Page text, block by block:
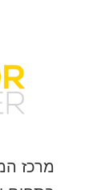
מרכז